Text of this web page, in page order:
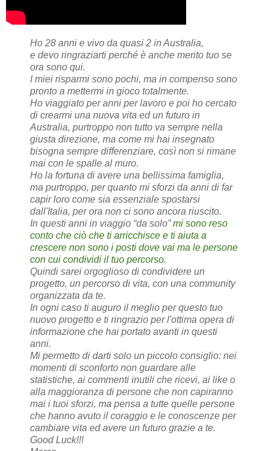
Ho 28 anni e vivo da quasi 2 in Australia,
e devo ringraziarti perché è anche merito tuo se
ora sono qui.
I miei risparmi sono pochi, ma in compenso sono
pronto a mettermi in gioco totalmente.
Ho viaggiato per anni per lavoro e poi ho cercato
di crearmi una nuova vita ed un futuro in
Australia, purtroppo non tutto va sempre nella
giusta direzione, ma come mi hai insegnato
bisogna sempre differenziare, così non si rimane
mai con le spalle al muro.
Ho la fortuna di avere una bellissima famiglia,
ma purtroppo, per quanto mi sforzi da anni di far
capir loro come sia essenziale spostarsi
dall'Italia, per ora non ci sono ancora riuscito.
In questi anni in viaggio “da solo”mi sono reso
conto che ciò che ti arricchisce e ti aiuta a
crescere non sono i posti dove vai ma le persone
con cui condividi il tuo percorso.
Quindi sarei orgoglioso di condividere un
progetto, un percorso di vita, con una community
organizzata da te.
In ogni caso ti auguro il meglio per questo tuo
nuovo progetto e ti ringrazio per l'ottima opera di
informazione che hai portato avanti in questi
anni.
Mi permetto di darti solo un piccolo consiglio: nei
momenti di sconforto non guardare alle
statistiche, ai commenti inutili che ricevi, ai like o
alla maggioranza di persone che non capiranno
mai i tuoi sforzi, ma pensa a tutte quelle persone
che hanno avuto il coraggio e le conoscenze per
cambiare vita ed avere un futuro grazie a te.
Good Luck!!!